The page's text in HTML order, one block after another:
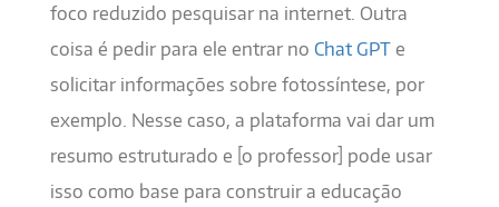
foco reduzido pesquisar na internet. Outra
coisa é pedir para ele entrar no Chat GPT e
solicitar informações sobre fotossíntese, por
exemplo. Nesse caso, a plataforma vai dar um
resumo estruturado e [o professor] pode usar
isso como base para construir a educação